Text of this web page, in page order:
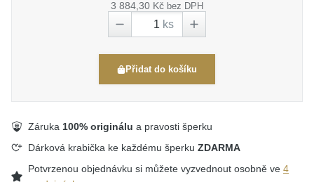
3 884,30 Kč bez DPH
ks
Přidat do košíku
Záruka 100% originálu a pravosti šperku
Dárková krabička ke každému šperku ZDARMA
Potvrzenou objednávku si můžete vyzvednout osobně ve 4